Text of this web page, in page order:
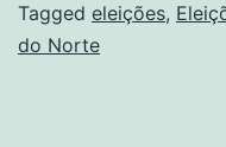
Tagged eleições,
do Norte